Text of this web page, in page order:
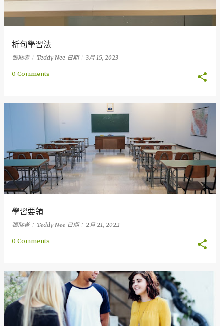
析句學習法
張貼者： Teddy Nee 日期： 3月 15, 2023
0 Comments
學習要領
張貼者： Teddy Nee 日期： 2月 21, 2022
0 Comments